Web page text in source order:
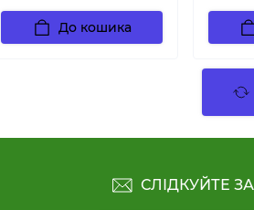
До кошика
СЛІДКУЙТЕ